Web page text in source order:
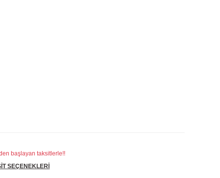
başlayan taksitlerle!!
SEÇENEKLERİ